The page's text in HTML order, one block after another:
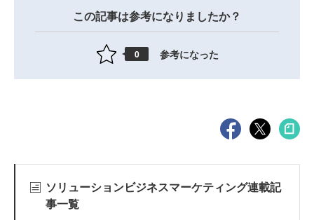
この記事は参考になりましたか？
0 参考になった
ソリューションビジネスマーケティング連載記
事一覧